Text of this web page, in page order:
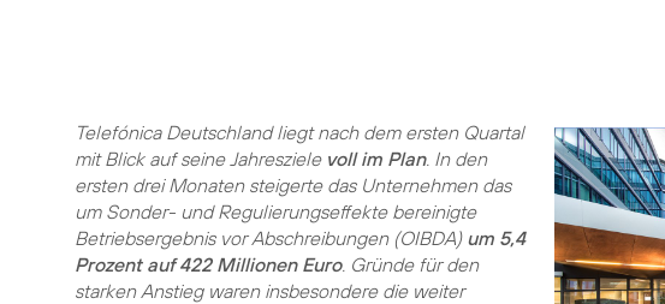
Telefónica Deutschland liegt nach dem ersten Quartal
mit Blick auf seine Jahresziele voll im Plan. In den
ersten drei Monaten steigerte das Unternehmen das
um Sonder- und Regulierungseffekte bereinigte
Betriebsergebnis vor Abschreibungen (OIBDA) um 5,4
Prozent auf 422 Millionen Euro. Gründe für den
starken Anstieg waren insbesondere die weiter